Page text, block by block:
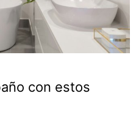
con estos